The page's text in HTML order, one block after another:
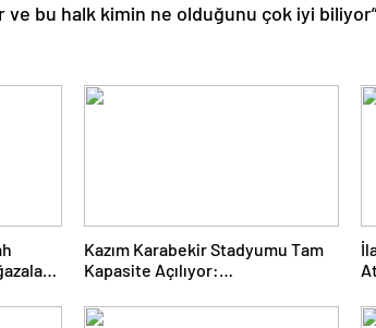
bu halk kimin ne olduğunu çok iyi biliyor”
Kazım Karabekir Stadyumu Tam
Kapasite Açılıyor:
Galatasaray